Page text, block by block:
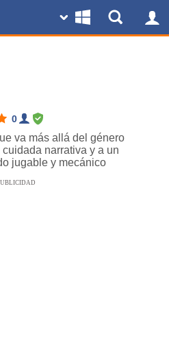
0
va más allá del género
narrativa y a un
jugable y mecánico